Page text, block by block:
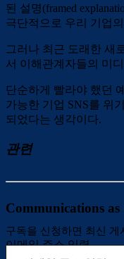
된 설명(framed
극단적으로 우리 기업
그러나 최근 도래한 새
서 이해관계자들의 미
단순하게 빨라야 했던
가능한 기업 SNS를 위
되었다는 생각이다.
관련
Communications
구독을 신청하면 최신
이메일 주소 입력…